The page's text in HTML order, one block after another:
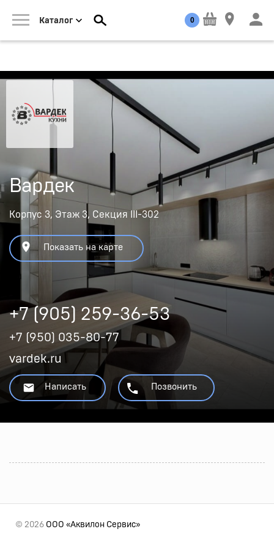
Каталог 0
Вардек
Корпус 3, Этаж 3, Секция III-302
Показать на карте
+7 (905) 259-36-53
+7 (950) 035-80-77
vardek.ru
Написать Позвонить
© 2026 ООО «Аквилон Сервис»